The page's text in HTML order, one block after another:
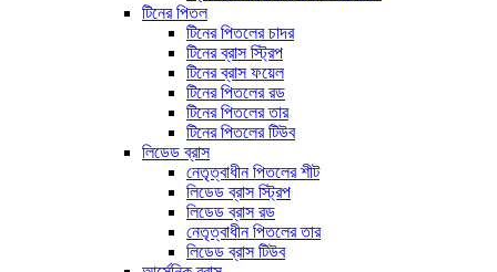
টিনের পিতল
টিনের পিতলের চাদর
টিনের ব্রাস স্ট্রিপ
টিনের ব্রাস ফয়েল
টিনের পিতলের রড
টিনের পিতলের তার
টিনের পিতলের টিউব
লিডেড ব্রাস
নেতৃত্বাধীন পিতলের শীট
লিডেড ব্রাস স্ট্রিপ
লিডেড ব্রাস রড
নেতৃত্বাধীন পিতলের তার
লিডেড ব্রাস টিউব